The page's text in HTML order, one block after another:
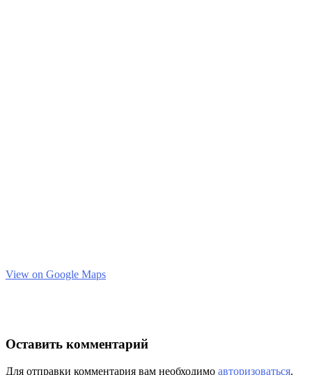
View on Google Maps
Оставить комментарий
Для отправки комментария вам необходимо авторизоваться.